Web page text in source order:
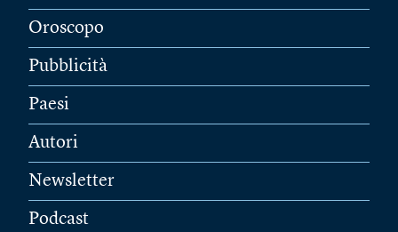
Oroscopo
Pubblicità
Paesi
Autori
Newsletter
Podcast